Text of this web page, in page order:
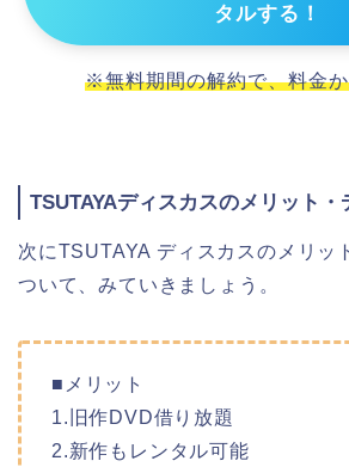
タルする！
※無料期間の解約で、料金
TSUTAYAディスカスのメリット・
次にTSUTAYA ディスカスのメリッ
ついて、みていきましょう。
■メリット
1.旧作DVD借り放題
2.新作もレンタル可能